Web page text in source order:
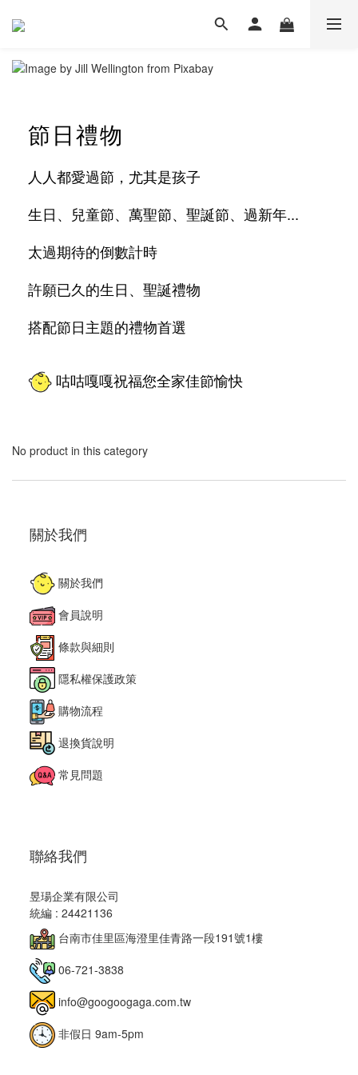
節日禮物
人人都愛過節，尤其是孩子
生日、兒童節、萬聖節、聖誕節、過新年...
太過期待的倒數計時
許願已久的生日、聖誕禮物
搭配節日主題的禮物首選
咕咕嘎嘎祝福您全家佳節愉快
No product in this category
關於我們
關於我們
會員說明
條款與細則
隱私權保護政策
購物流程
退換貨說明
常見問題
聯絡我們
昱瑒企業有限公司
統編 : 24421136
台南市佳里區海澄里佳青路一段191號1樓
06-721-3838
info@googoogaga.com.tw
非假日 9am-5pm